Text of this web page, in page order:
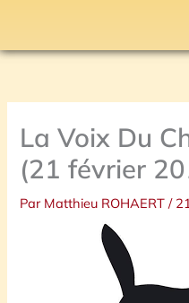
La Voix Du
(21 février
Par Matthieu ROHAERT/